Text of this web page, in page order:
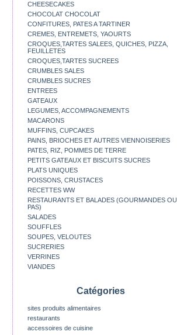
CHEESECAKES
CHOCOLAT CHOCOLAT
CONFITURES, PATES A TARTINER
CREMES, ENTREMETS, YAOURTS
CROQUES,TARTES SALEES, QUICHES, PIZZA,
FEUILLETES
CROQUES,TARTES SUCREES
CRUMBLES SALES
CRUMBLES SUCRES
ENTREES
GATEAUX
LEGUMES, ACCOMPAGNEMENTS
MACARONS
MUFFINS, CUPCAKES
PAINS, BRIOCHES ET AUTRES VIENNOISERIES
PATES, RIZ, POMMES DE TERRE
PETITS GATEAUX ET BISCUITS SUCRES
PLATS UNIQUES
POISSONS, CRUSTACES
RECETTES WW
RESTAURANTS ET BALADES (GOURMANDES OU
PAS)
SALADES
SOUFFLES
SOUPES, VELOUTES
SUCRERIES
VERRINES
VIANDES
Catégories
sites produits alimentaires
restaurants
accessoires de cuisine